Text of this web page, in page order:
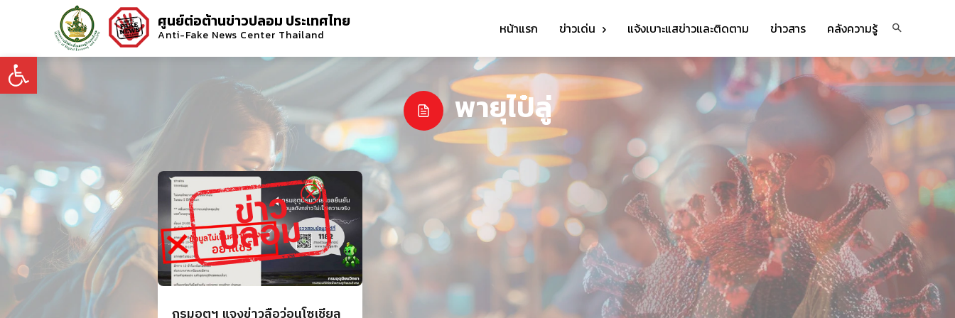
Open toolbar
ศูนย์ต่อต้านข่าวปลอม ประเทศไทย
Anti-Fake News Center Thailand หน้าแรก ข่าวเด่น แจ้งเบาะแสข่าวและติดตาม ข่าวสาร คลังความรู้
พายุไป๋ลู่